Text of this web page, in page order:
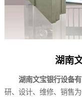
湖南
湖南文宝银行设备有
研、设计、维修、销售